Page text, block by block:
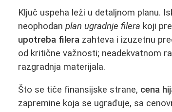
Ključ uspeha leži u detaljnom planu.
neophodanplan ugradnje filera koji
upotreba filera zahteva i izuzetnu
od kritične važnosti; neadekvatnom
razgradnja materijala.
Što se tiče finansijske strane, cena
zapremine koja se ugrađuje, sa